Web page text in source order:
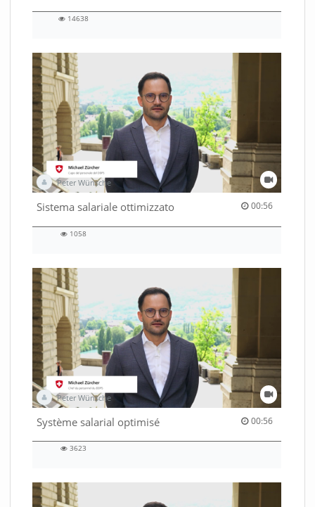
14638
Peter Wünsche
Sistema salariale ottimizzato 00:56
00:56 duration
1058
Peter Wünsche
Système salarial optimisé 00:56
00:56 duration
3623